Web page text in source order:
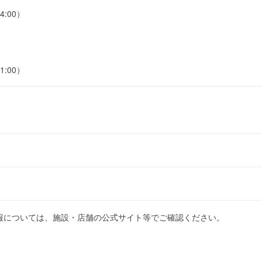
）
）
ついては、施設・店舗の公式サイト等でご確認ください。